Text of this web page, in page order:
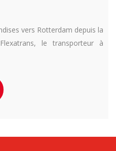
vers Rotterdam depuis la
le transporteur à